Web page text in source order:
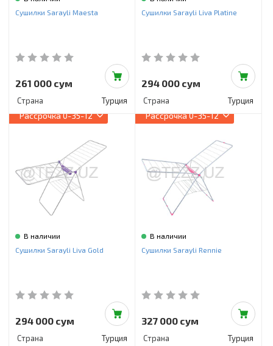
Инструменты и техника
Красота и здоровье
Пылесосы
Фильтры для воды
Сушилки Sarayli Maesta
261 000 сум
Страна Турция
Сушилки Sarayli Liva Platine
294 000 сум
Страна Турция
Рассрочка0-35-12
В наличии
Сушилки Sarayli Liva Gold
294 000 сум
Страна Турция
Рассрочка0-35-12
В наличии
Сушилки Sarayli Rennie
327 000 сум
Страна Турция